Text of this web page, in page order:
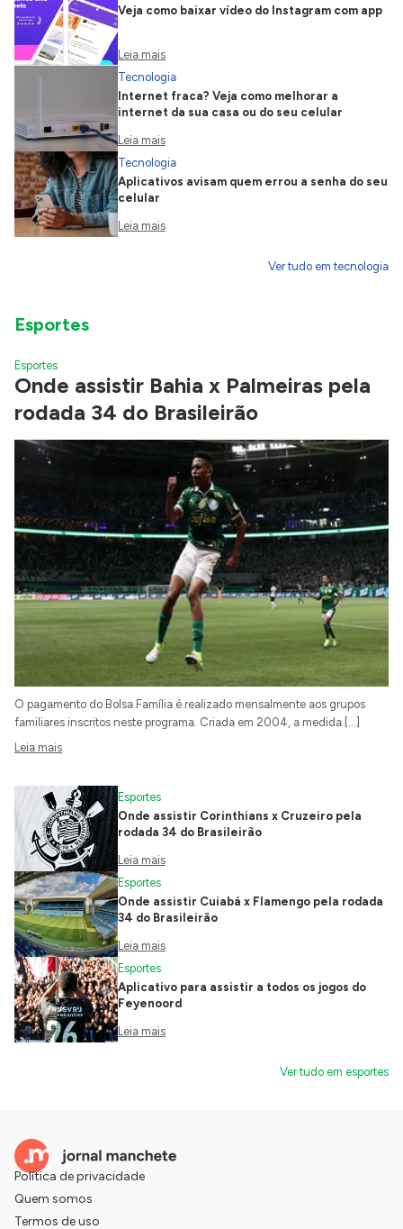
Veja como baixar vídeo do Instagram com app
Leia mais
Tecnologia
Internet fraca? Veja como melhorar a
internet da sua casa ou do seu celular
Leia mais
Tecnologia
Aplicativos avisam quem errou a senha do seu
celular
Leia mais
Ver tudo em tecnologia
Esportes
Esportes
Onde assistir Bahia x Palmeiras pela
rodada 34 do Brasileirão
O pagamento do Bolsa Família é realizado mensalmente aos grupos
familiares inscritos neste programa. Criada em 2004, a medida […]
Leia mais
Esportes
Onde assistir Corinthians x Cruzeiro pela
rodada 34 do Brasileirão
Leia mais
Esportes
Onde assistir Cuiabá x Flamengo pela rodada
34 do Brasileirão
Leia mais
Esportes
Aplicativo para assistir a todos os jogos do
Feyenoord
Leia mais
Ver tudo em esportes
Política de privacidade
Quem somos
Termos de uso